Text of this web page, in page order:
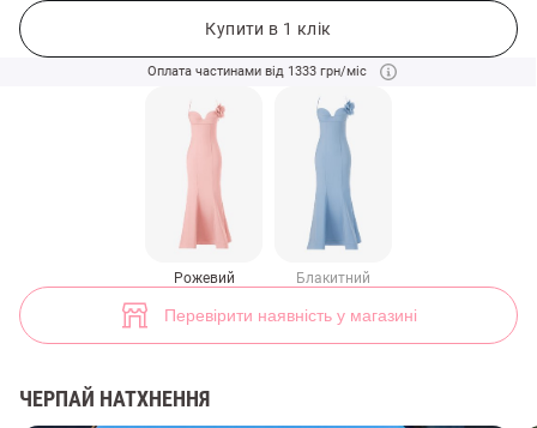
Купити в 1 клік
Оплата частинами від 1333 грн/міс
Рожевий Блакитний
Перевірити наявність у магазині
ЧЕРПАЙ НАТХНЕННЯ
Рожева сатинова сукня максі (арт. 49399) ♡ інтернет-магазин